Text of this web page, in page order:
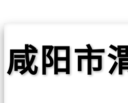
咸阳市